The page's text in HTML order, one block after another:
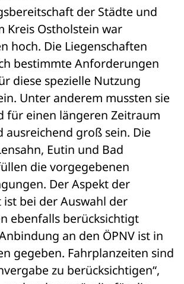
der Städte und
Kreis Ostholstein war
hoch. Die Liegenschaften
bestimmte Anforderungen
diese spezielle Nutzung
Unter anderem mussten sie
für einen längeren Zeitraum
groß sein. Die
Eutin und Bad
die vorgegebenen
Der Aspekt der
bei der Auswahl der
ebenfalls berücksichtigt
an den ÖPNV ist in
gegeben. Fahrplanzeiten sind
zu berücksichtigen“,